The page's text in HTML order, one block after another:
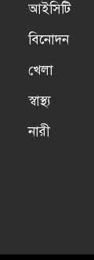
আইসিটি
বিনোদন
খেলা
স্বাস্থ্য
নারী